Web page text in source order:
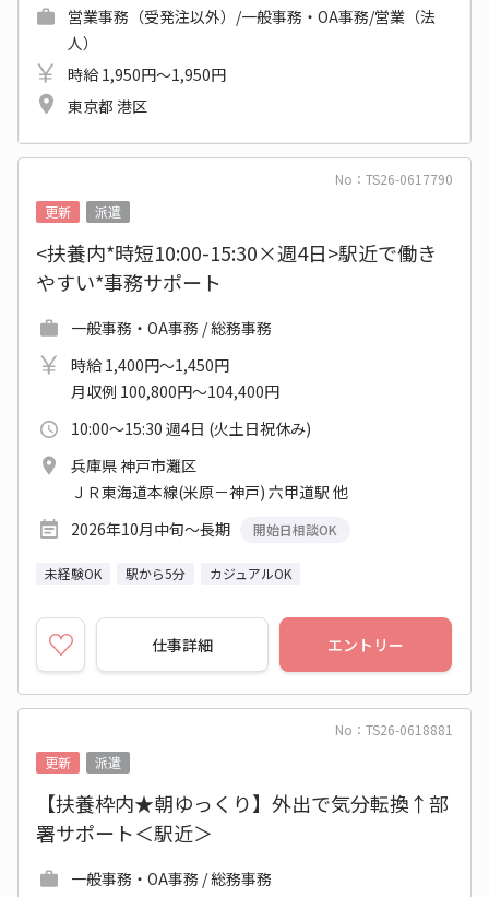
営業事務（受発注以外）/一般事務・OA事務/営業（法
人）
時給 1,950円～1,950円
東京都 港区
No：TS26-0617790
更新
派遣
<扶養内*時短10:00-15:30×週4日>駅近で働き
やすい*事務サポート
一般事務・OA事務 / 総務事務
時給 1,400円～1,450円
月収例 100,800円～104,400円
10:00～15:30 週4日 (火土日祝休み)
兵庫県 神戸市灘区
ＪＲ東海道本線(米原－神戸) 六甲道駅 他
2026年10月中旬～長期
開始日相談OK
未経験OK 駅から5分 カジュアルOK
仕事詳細 エントリー
No：TS26-0618881
更新
派遣
【扶養枠内★朝ゆっくり】外出で気分転換↑部
署サポート＜駅近＞
一般事務・OA事務 / 総務事務